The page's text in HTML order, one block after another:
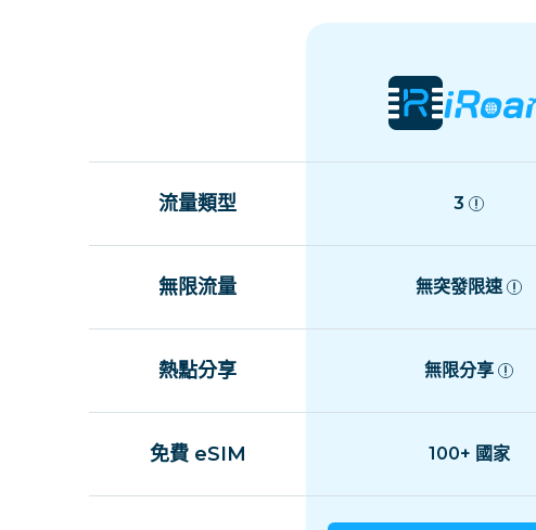
流量類型 3
無限流量 無突發限速
熱點分享 無限分享
免費 eSIM 100+ 國家